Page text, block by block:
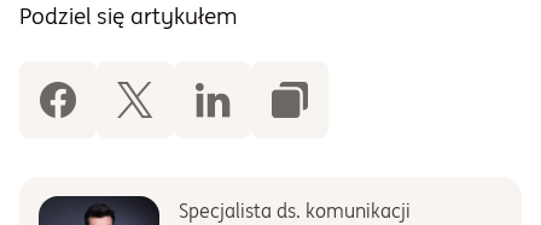
Podziel się artykułem
Specjalista ds. komunikacji